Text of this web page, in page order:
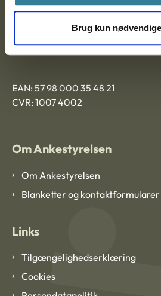
Brug kun
Ankestyrelsen Aalborg
Ankestyrelsen København
EAN: 57 98 000 35 48 21
CVR: 1007 4002
Om Ankestyrelsen
Om Ankestyrelsen
Blanketter og kontaktformularer
Links
Tilgængelighedserklæring
Cookies